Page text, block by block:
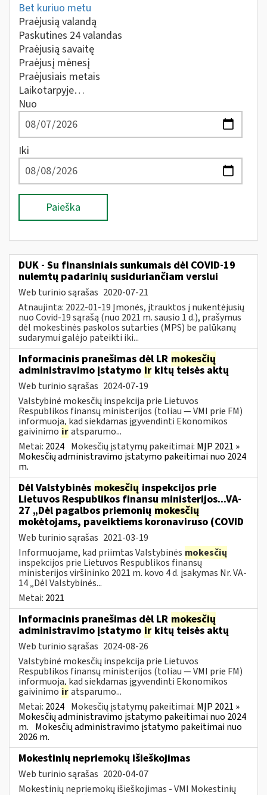
Bet kuriuo metu
Praėjusią valandą
Paskutines 24 valandas
Praėjusią savaitę
Praėjusį mėnesį
Praėjusiais metais
Laikotarpyje…
Nuo
Iki
Paieška
DUK - Su finansiniais sunkumais dėl COVID-19
nulemtų padarinių susiduriančiam verslui
Web turinio sąrašas 2020-07-21
Atnaujinta: 2022-01-19 Įmonės, įtrauktos į nukentėjusių
nuo Covid-19 sąrašą (nuo 2021 m. sausio 1 d.), prašymus
dėl mokestinės paskolos sutarties (MPS) be palūkanų
sudarymui galėjo pateikti iki...
Informacinis pranešimas dėl LR mokesčių
administravimo įstatymo ir kitų teisės aktų
Web turinio sąrašas 2024-07-19
Valstybinė mokesčių inspekcija prie Lietuvos
Respublikos finansų ministerijos (toliau — VMI prie FM)
informuoja, kad siekdamas įgyvendinti Ekonomikos
gaivinimo iratsparumo...
Metai: 2024 Mokesčių įstatymų pakeitimai: MĮP 2021 »
Mokesčių administravimo įstatymo pakeitimai nuo 2024
m.
Dėl Valstybinės mokesčių inspekcijos prie
Lietuvos Respublikos finansų ministerijos...VA-
27 „Dėl pagalbos priemonių mokesčių
mokėtojams, paveiktiems koronaviruso (COVID
Web turinio sąrašas 2021-03-19
Informuojame, kad priimtas Valstybinės mokesčių
inspekcijos prie Lietuvos Respublikos finansų
ministerijos viršininko 2021 m. kovo 4 d. įsakymas Nr. VA-
14 „Dėl Valstybinės...
Metai: 2021
Informacinis pranešimas dėl LR mokesčių
administravimo įstatymo ir kitų teisės aktų
Web turinio sąrašas 2024-08-26
Valstybinė mokesčių inspekcija prie Lietuvos
Respublikos finansų ministerijos (toliau — VMI prie FM)
informuoja, kad siekdamas įgyvendinti Ekonomikos
gaivinimo iratsparumo...
Metai: 2024 Mokesčių įstatymų pakeitimai: MĮP 2021 »
Mokesčių administravimo įstatymo pakeitimai nuo 2024
m. Mokesčių administravimo įstatymo pakeitimai nuo
2026 m.
Mokestinių nepriemokų išieškojimas
Web turinio sąrašas 2020-04-07
Mokestinių nepriemokų išieškojimas - VMI Mokestinių